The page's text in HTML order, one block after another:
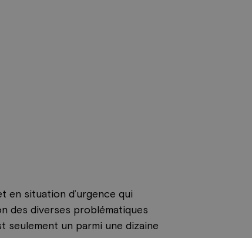
en situation d’urgence qui
des diverses problématiques
seulement un parmi une dizaine